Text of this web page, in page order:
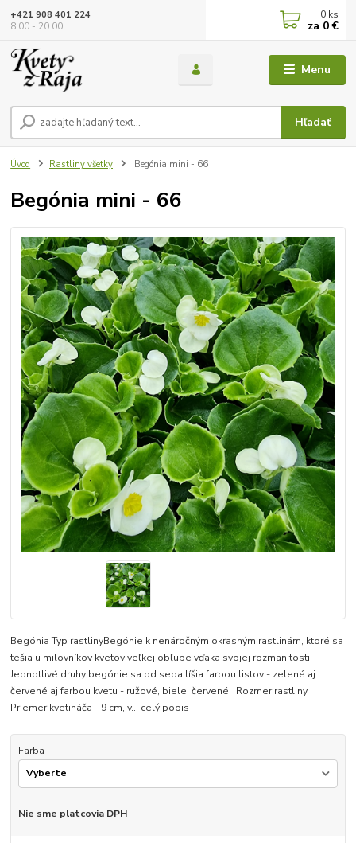
Menu
Hľadať
+421 908 401 224
8:00 - 20:00
0 ks
za 0 €
Úvod Rastliny všetky Begónia mini - 66
Begónia mini - 66
Begónia Typ rastlinyBegónie k nenáročným okrasným rastlinám, ktoré sa
tešia u milovníkov kvetov veľkej obľube vďaka svojej rozmanitosti.
Jednotlivé druhy begónie sa od seba líšia farbou listov - zelené aj
červené aj farbou kvetu - ružové, biele, červené. Rozmer rastliny
Priemer kvetináča - 9 cm, v... celý popis
Farba
Nie sme platcovia DPH